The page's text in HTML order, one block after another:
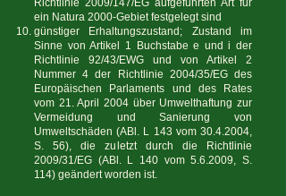
Richtlinie 2009/147/EG aufgeführten Art für
ein Natura 2000-Gebiet festgelegt sind
günstiger Erhaltungszustand; Zustand im
Sinne von Artikel 1 Buchstabe e und i der
Richtlinie 92/43/EWG und von Artikel 2
Nummer 4 der Richtlinie 2004/35/EG des
Europäischen Parlaments und des Rates
vom 21. April 2004 über Umwelthaftung zur
Vermeidung und Sanierung von
Umweltschäden (ABl. L 143 vom 30.4.2004,
S. 56), die zuletzt durch die Richtlinie
2009/31/EG (ABl. L 140 vom 5.6.2009, S.
114) geändert worden ist.